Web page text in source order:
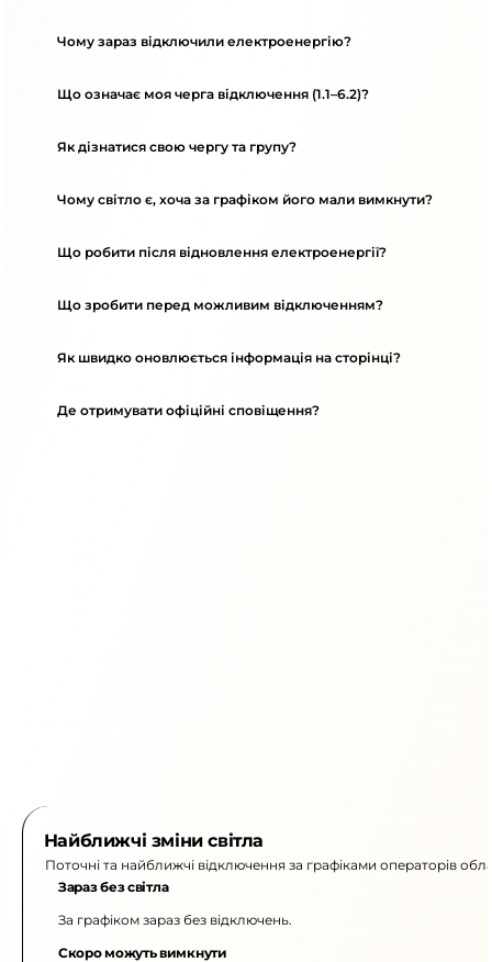
Чому зараз відключили електроенергію?
Що означає моя черга відключення (1.1–6.2)?
Як дізнатися свою чергу та групу?
Чому світло є, хоча за графіком його мали вимкнути?
Що робити після відновлення електроенергії?
Що зробити перед можливим відключенням?
Як швидко оновлюється інформація на сторінці?
Де отримувати офіційні сповіщення?
Найближчі зміни світла
Поточні та найближчі відключення за графіками операторів
Зараз без світла
За графіком зараз без відключень.
Скоро можуть вимкнути